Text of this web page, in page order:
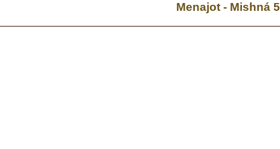
Menajot - Mishná 5